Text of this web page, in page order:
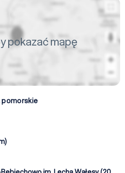
pokazać mapę
pomorskie